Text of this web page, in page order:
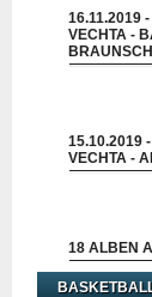
16.11.2019
VECHTA -
15.10.2019
VECHTA -
18 ALBEN